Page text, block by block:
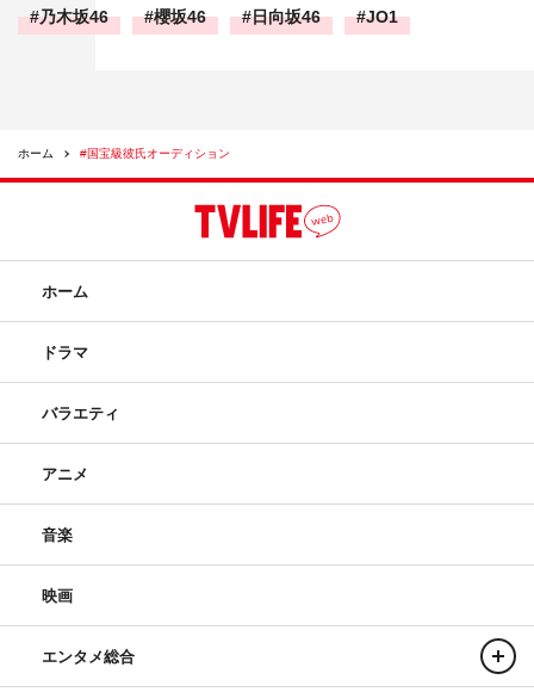
乃木坂46 櫻坂46 日向坂46 JO1
ホーム #国宝級彼氏オーディション
ホーム
ドラマ
バラエティ
アニメ
音楽
映画
エンタメ総合